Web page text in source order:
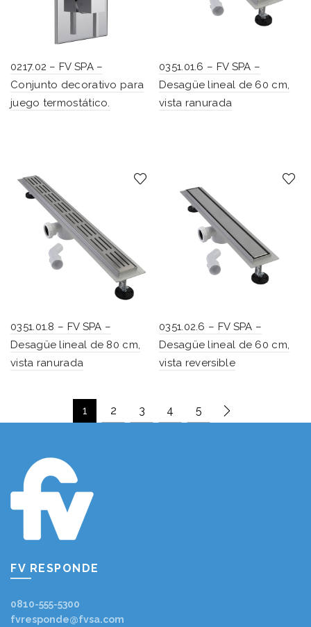
0217.02 – FV SPA –
Conjunto decorativo para
juego termostático.
0351.01.6 – FV SPA –
Desagüe lineal de 60 cm,
vista ranurada
0351.01.8 – FV SPA –
Desagüe lineal de 80 cm,
vista ranurada
0351.02.6 – FV SPA –
Desagüe lineal de 60 cm,
vista reversible
1 2 3 4 5
FV RESPONDE
0810-555-5300
fvresponde@fvsa.com